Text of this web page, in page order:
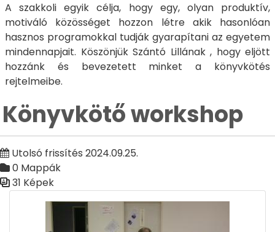
A szakkoli egyik célja, hogy egy, olyan produktív,
motiváló közösséget hozzon létre akik hasonlóan
hasznos programokkal tudják gyarapítani az egyetem
mindennapjait. Köszönjük Szántó Lillának , hogy eljött
hozzánk és bevezetett minket a könyvkötés
rejtelmeibe.
Könyvkötő workshop
Utolsó frissítés 2024.09.25.
0 Mappák
31 Képek